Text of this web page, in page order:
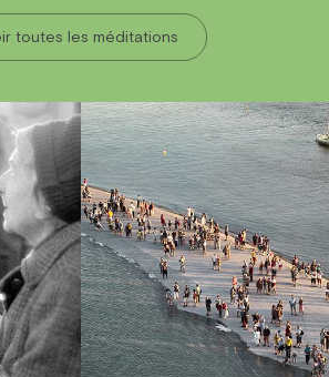
toutes les méditations